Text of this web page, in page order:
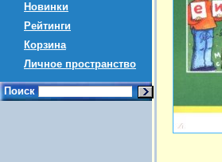
Новинки
Рейтинги
Корзина
Личное пространство
Поиск